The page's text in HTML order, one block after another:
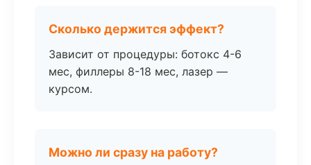
Сколько держится эффект?
Зависит от процедуры: ботокс 4-6
мес, филлеры 8-18 мес, лазер —
курсом.
Можно ли сразу на работу?